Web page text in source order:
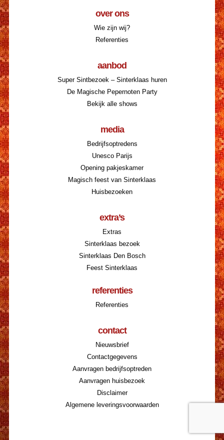
over ons
Wie zijn wij?
Referenties
aanbod
Super Sintbezoek – Sinterklaas huren
De Magische Pepernoten Party
Bekijk alle shows
media
Bedrijfsoptredens
Unesco Parijs
Opening pakjeskamer
Magisch feest van Sinterklaas
Huisbezoeken
extra’s
Extras
Sinterklaas bezoek
Sinterklaas Den Bosch
Feest Sinterklaas
referenties
Referenties
contact
Nieuwsbrief
Contactgegevens
Aanvragen bedrijfsoptreden
Aanvragen huisbezoek
Disclaimer
Algemene leveringsvoorwaarden